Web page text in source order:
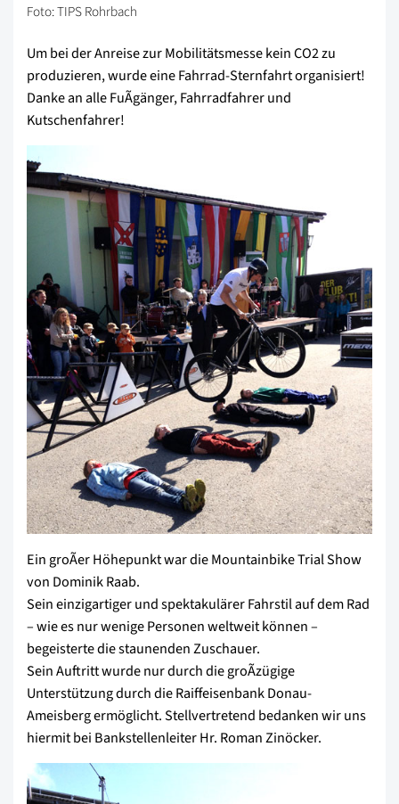
Foto: TIPS Rohrbach
Um bei der Anreise zur Mobilitätsmesse kein CO2 zu
produzieren, wurde eine Fahrrad-Sternfahrt organisiert!
Danke an alle FuÃgänger, Fahrradfahrer und
Kutschenfahrer!
Ein groÃer Höhepunkt war die Mountainbike Trial Show
von Dominik Raab.
Sein einzigartiger und spektakulärer Fahrstil auf dem Rad
– wie es nur wenige Personen weltweit können –
begeisterte die staunenden Zuschauer.
Sein Auftritt wurde nur durch die groÃzügige
Unterstützung durch die Raiffeisenbank Donau-
Ameisberg ermöglicht. Stellvertretend bedanken wir uns
hiermit bei Bankstellenleiter Hr. Roman Zinöcker.